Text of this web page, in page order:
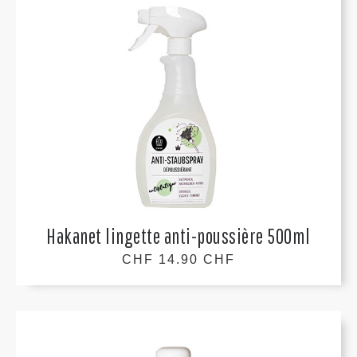
Hakanet lingette anti-poussière 500ml
CHF 14.90 CHF